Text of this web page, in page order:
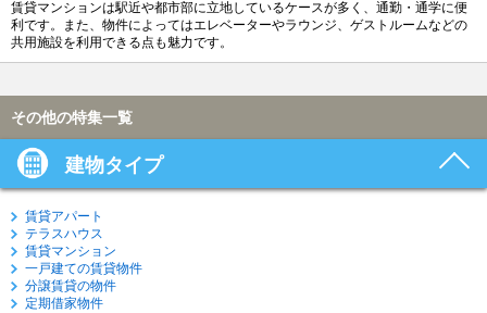
賃貸マンションは駅近や都市部に立地しているケースが多く、通勤・通学に便
利です。また、物件によってはエレベーターやラウンジ、ゲストルームなどの
共用施設を利用できる点も魅力です。
その他の特集一覧
建物タイプ
賃貸アパート
テラスハウス
賃貸マンション
一戸建ての賃貸物件
分譲賃貸の物件
定期借家物件